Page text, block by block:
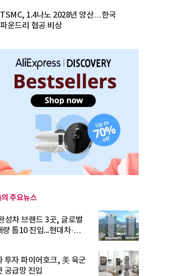
TSMC, 1.4나노 2028년 양산…한국
파운드리 협공 비상
주요뉴스
성차 브랜드 3곳, 글로벌
량 톱10 진입...현대차·
투자 파이어호크, 美 육군
공급망 진입